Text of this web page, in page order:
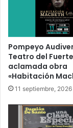
Pompeyo
Teatro del
aclamada obra
«Habitación
11 septiembre, 2026